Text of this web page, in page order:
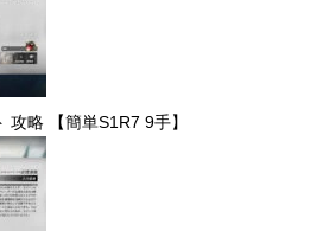
攻略 【簡単S1R7 9手】